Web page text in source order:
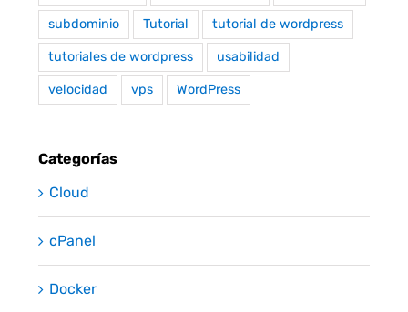
subdominio Tutorial tutorial de wordpress
tutoriales de wordpress usabilidad
velocidad vps WordPress
Categorías
Cloud
cPanel
Docker